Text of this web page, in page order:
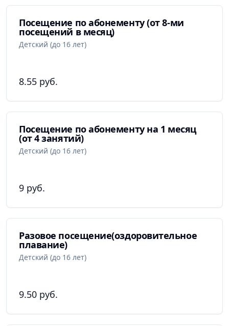
Посещение по абонементу (от 8-ми
посещений в месяц)
Детский (до 16 лет)
8.55 руб.
Посещение по абонементу на 1 месяц
(от 4 занятий)
Детский (до 16 лет)
9 руб.
Разовое посещение(оздоровительное
плавание)
Детский (до 16 лет)
9.50 руб.